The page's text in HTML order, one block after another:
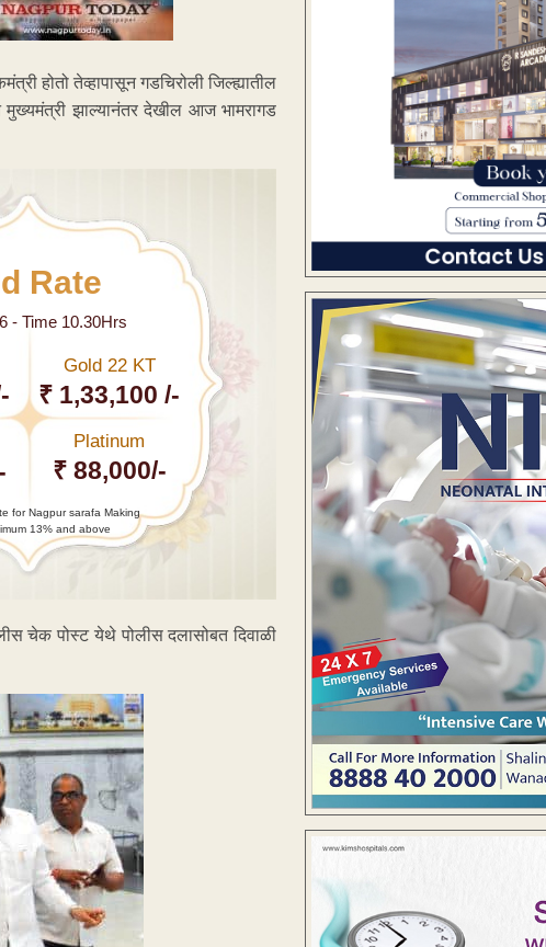
होतो तेव्हापासून गडचिरोली जिल्ह्यातील
झाल्यानंतर देखील आज भामरागड
Rate
- Time 10.30Hrs
Gold 22 KT
₹ 1,33,100 /-
Platinum
₹ 88,000/-
for Nagpur sarafa Making
13% and above
चेक पोस्ट येथे पोलीस दलासोबत दिवाळी